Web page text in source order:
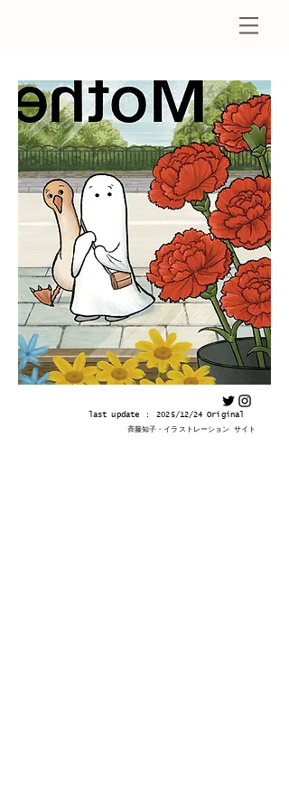
last update ： 2025/12/24 Original
​斉藤知子・イラストレーション サイト